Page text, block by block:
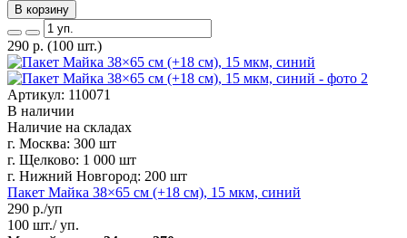
В корзину
290 р. (100 шт.)
Артикул: 110071
В наличии
Наличие на складах
г. Москва: 300 шт
г. Щелково: 1 000 шт
г. Нижний Новгород: 200 шт
Пакет Майка 38×65 см (+18 см), 15 мкм, синий
290 р./уп
100 шт./ уп.